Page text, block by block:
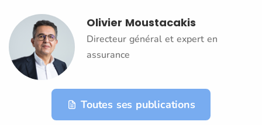
Olivier Moustacakis
Directeur général et expert en
assurance
Toutes ses publications